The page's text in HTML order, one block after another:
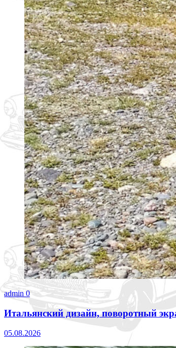
admin 0
Итальянский дизайн, поворотный
05.08.2026